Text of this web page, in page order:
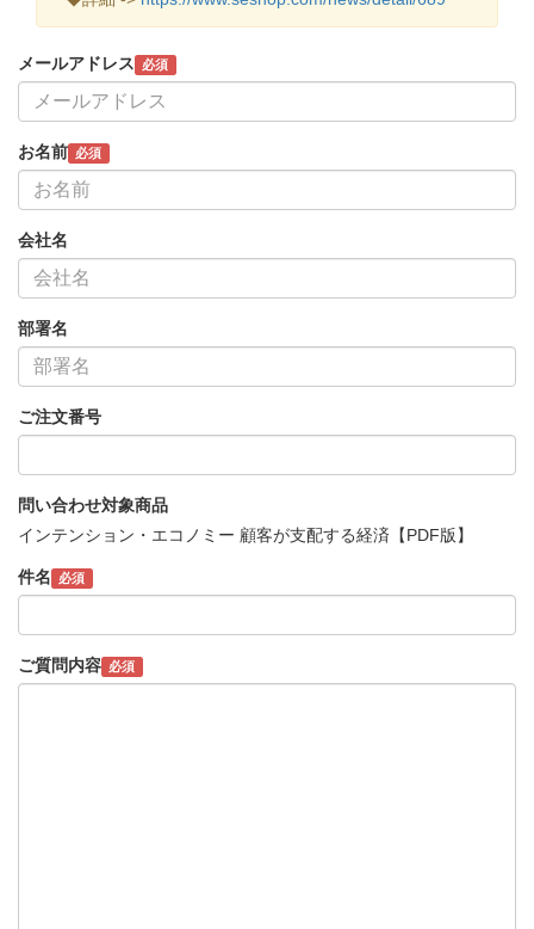
メールアドレス 必須
お名前 必須
会社名
部署名
ご注文番号
問い合わせ対象商品
インテンション・エコノミー 顧客が支配する経済【PDF版】
件名 必須
ご質問内容 必須